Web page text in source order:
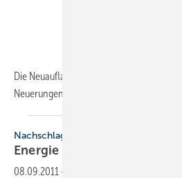
Die Neuauflage des Standardwerks
Neuerungen
Nachschlagewerk
Energie
08.09.2011 -